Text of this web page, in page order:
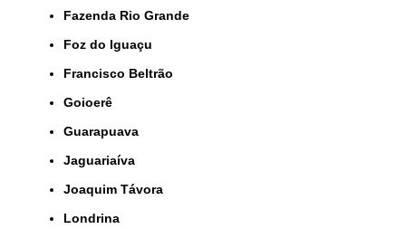
Fazenda Rio Grande
Foz do Iguaçu
Francisco Beltrão
Goioerê
Guarapuava
Jaguariaíva
Joaquim Távora
Londrina